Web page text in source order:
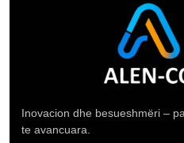
Inovacion dhe besueshmëri –
te avancuara.